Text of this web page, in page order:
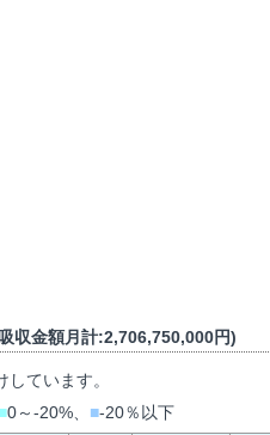
収金額月計:2,706,750,000円)
ています。
■0～-20%、 ■-20％以下